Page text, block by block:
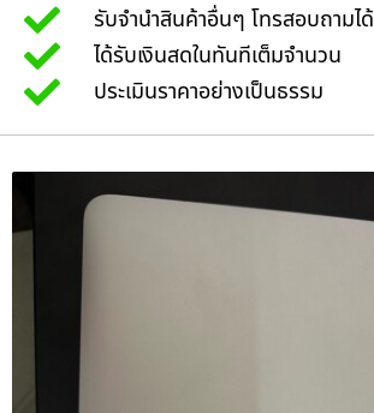
รับจำนำสินค้าอื่นๆ โทรสอบถามได้
ได้รับเงินสดในทันทีเต็มจำนวน
ประเมินราคาอย่างเป็นธรรม